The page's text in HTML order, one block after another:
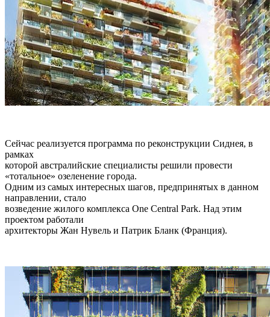
Сейчас реализуется программа по реконструкции Сиднея, в
рамках
которой австралийские специалисты решили провести
«тотальное» озеленение города.
Одним из самых интересных шагов, предпринятых в данном
направлении, стало
возведение жилого комплекса One Central Park. Над этим
проектом работали
архитекторы Жан Нувель и Патрик Бланк (Франция).